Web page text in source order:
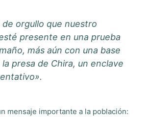
de orgullo que nuestro
presente en una prueba
más aún con una base
presa de Chira, un enclave
mensaje importante a la población: